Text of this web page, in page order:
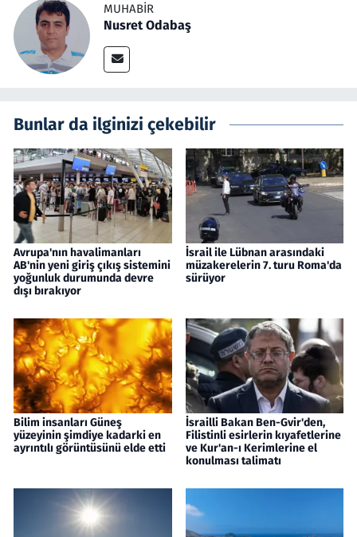
MUHABIR
Nusret Odabaş
Bunlar da ilginizi çekebilir
Avrupa'nın havalimanları
AB'nin yeni giriş çıkış sistemini
yoğunluk durumunda devre
dışı bırakıyor
İsrail ile Lübnan arasındaki
müzakerelerin 7. turu Roma'da
sürüyor
Bilim insanları Güneş
yüzeyinin şimdiye kadarki en
ayrıntılı görüntüsünü elde etti
İsrailli Bakan Ben-Gvir'den,
Filistinli esirlerin kıyafetlerine
ve Kur'an-ı Kerimlerine el
konulması talimatı